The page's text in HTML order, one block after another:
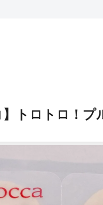
】トロトロ！